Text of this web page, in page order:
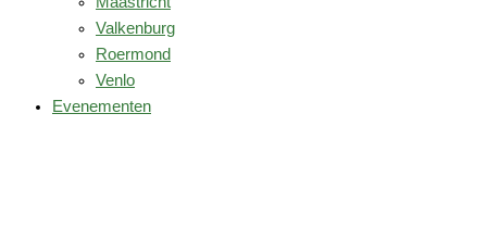
Valkenburg
Roermond
Venlo
Evenementen